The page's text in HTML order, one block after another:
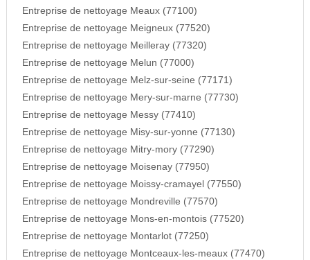
Entreprise de nettoyage Meaux (77100)
Entreprise de nettoyage Meigneux (77520)
Entreprise de nettoyage Meilleray (77320)
Entreprise de nettoyage Melun (77000)
Entreprise de nettoyage Melz-sur-seine (77171)
Entreprise de nettoyage Mery-sur-marne (77730)
Entreprise de nettoyage Messy (77410)
Entreprise de nettoyage Misy-sur-yonne (77130)
Entreprise de nettoyage Mitry-mory (77290)
Entreprise de nettoyage Moisenay (77950)
Entreprise de nettoyage Moissy-cramayel (77550)
Entreprise de nettoyage Mondreville (77570)
Entreprise de nettoyage Mons-en-montois (77520)
Entreprise de nettoyage Montarlot (77250)
Entreprise de nettoyage Montceaux-les-meaux (77470)